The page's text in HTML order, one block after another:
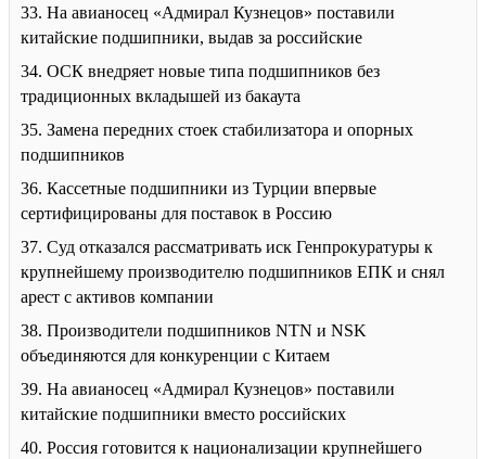
33. На авианосец «Адмирал Кузнецов» поставили
китайские подшипники, выдав за российские
34. ОСК внедряет новые типа подшипников без
традиционных вкладышей из бакаута
35. Замена передних стоек стабилизатора и опорных
подшипников
36. Кассетные подшипники из Турции впервые
сертифицированы для поставок в Россию
37. Суд отказался рассматривать иск Генпрокуратуры к
крупнейшему производителю подшипников ЕПК и снял
арест с активов компании
38. Производители подшипников NTN и NSK
объединяются для конкуренции с Китаем
39. На авианосец «Адмирал Кузнецов» поставили
китайские подшипники вместо российских
40. Россия готовится к национализации крупнейшего